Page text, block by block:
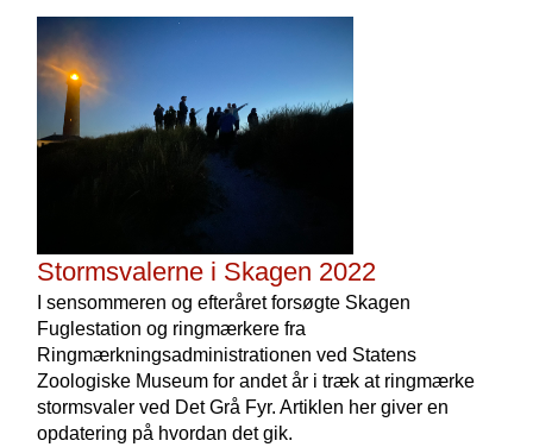
Stormsvalerne i Skagen 2022
I sensommeren og efteråret forsøgte Skagen
Fuglestation og ringmærkere fra
Ringmærkningsadministrationen ved Statens
Zoologiske Museum for andet år i træk at ringmærke
stormsvaler ved Det Grå Fyr. Artiklen her giver en
opdatering på hvordan det gik.